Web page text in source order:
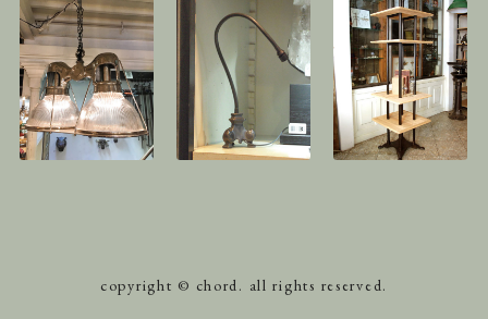
copyright © chord. all rights reserved.